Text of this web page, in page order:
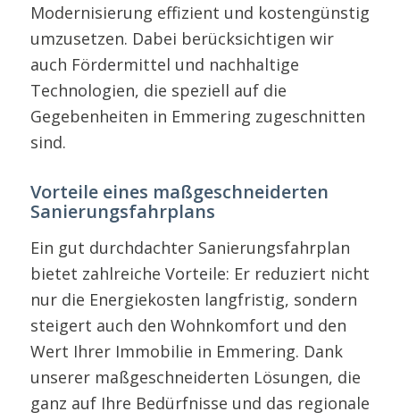
Modernisierung effizient und kostengünstig
umzusetzen. Dabei berücksichtigen wir
auch Fördermittel und nachhaltige
Technologien, die speziell auf die
Gegebenheiten in Emmering zugeschnitten
sind.
Vorteile eines maßgeschneiderten
Sanierungsfahrplans
Ein gut durchdachter Sanierungsfahrplan
bietet zahlreiche Vorteile: Er reduziert nicht
nur die Energiekosten langfristig, sondern
steigert auch den Wohnkomfort und den
Wert Ihrer Immobilie in Emmering. Dank
unserer maßgeschneiderten Lösungen, die
ganz auf Ihre Bedürfnisse und das regionale